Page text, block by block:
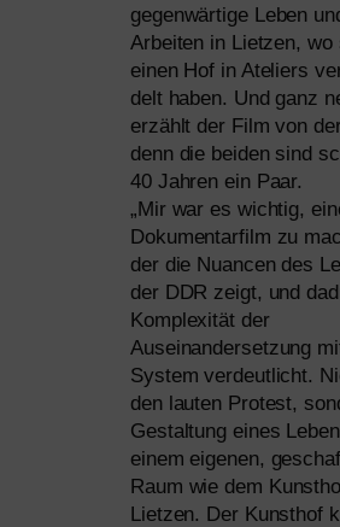
gegen­wär­ti­ge Leben
Arbeiten in Lietzen, wo
einen Hof in Ateliers
delt haben. Und ganz
erzählt der Film von
denn die bei­den sind
40 Jahren ein Paar.
„Mir war es wich­tig,
Dokumentarfilm zu
der die Nuancen des
der DDR zeigt, und
Komplexität der
Auseinandersetzung
System ver­deut­licht.
den lau­ten Protest,
Gestaltung eines
einem eige­nen,
Raum wie dem
Lietzen. Der Kunsthof